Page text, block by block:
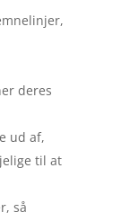
deres
ud af,
til at
så